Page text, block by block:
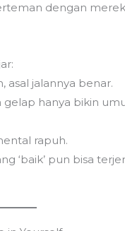
dengan
asal jalannya benar.
gelap hanya bikin
rapuh.
‘baik’ pun bisa